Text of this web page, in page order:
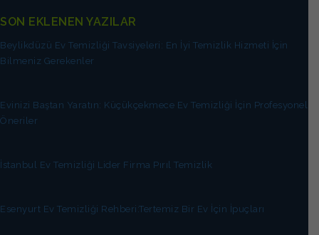
SON EKLENEN YAZILAR
Beylikdüzü Ev Temizliği Tavsiyeleri: En İyi Temizlik Hizmeti İçin
Bilmeniz Gerekenler
Evinizi Baştan Yaratın: Küçükçekmece Ev Temizliği İçin Profesyonel
Öneriler
İstanbul Ev Temizliği Lider Firma Pırıl Temizlik
Esenyurt Ev Temizliği Rehberi:Tertemiz Bir Ev İçin İpuçları